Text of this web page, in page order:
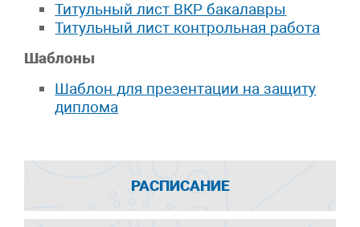
Титульный лист ВКР бакалавры
Титульный лист контрольная работа
Шаблоны
Шаблон для презентации на защиту
диплома
РАСПИСАНИЕ